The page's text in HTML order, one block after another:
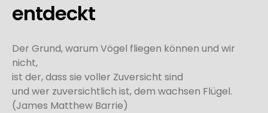
entdeckt
Der Grund, warum Vögel fliegen können und wir
nicht,
ist der, dass sie voller Zuversicht sind
und wer zuversichtlich ist, dem wachsen Flügel.
(James Matthew Barrie)